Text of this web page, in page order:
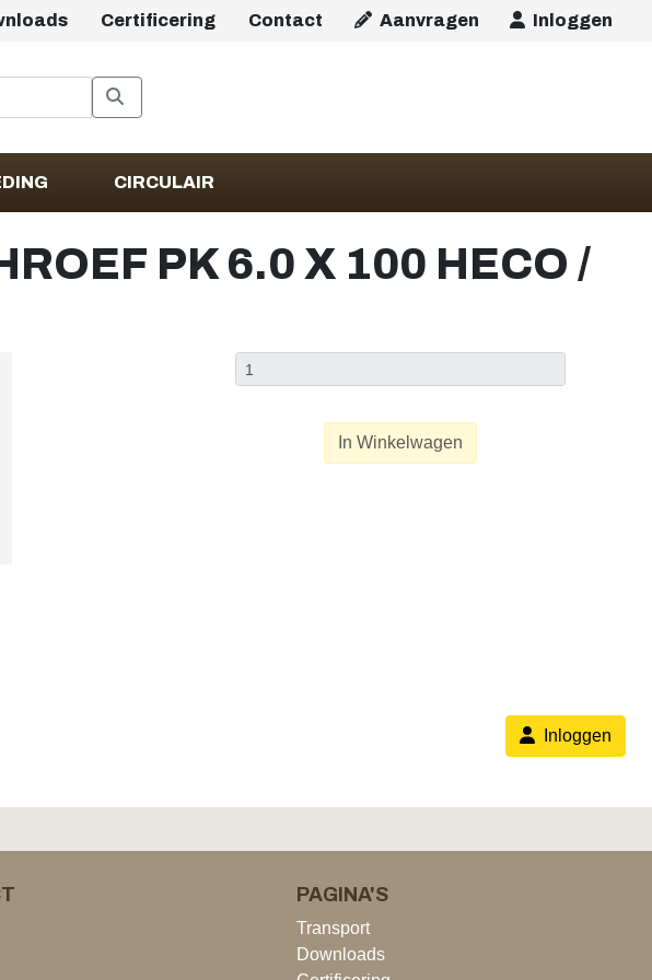
Certificering Contact Aanvragen Inloggen
CIRCULAIR
PK 6.0 X 100 HECO /
In Winkelwagen
Inloggen
PAGINA'S
Transport
Downloads